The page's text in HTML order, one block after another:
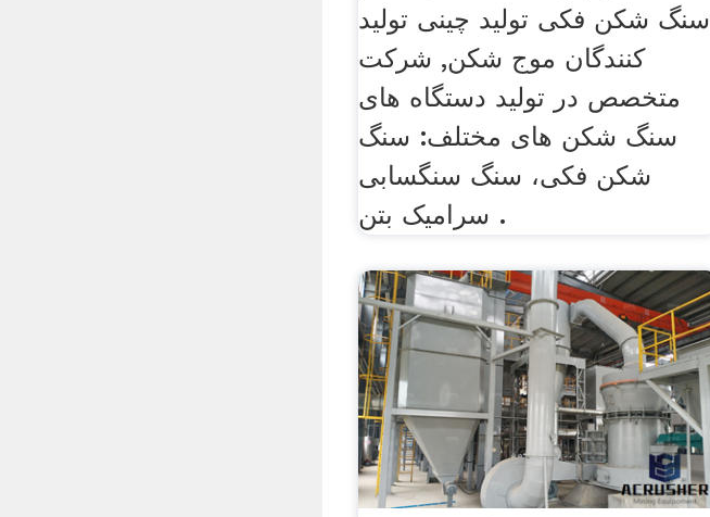
سنگ شکن فکی تولید چینی تولید
کنندگان موج شکن, شرکت
متخصص در تولید دستگاه های
سنگ شکن های مختلف: سنگ
شکن فکی، سنگ سنگسابی
سرامیک بتن .